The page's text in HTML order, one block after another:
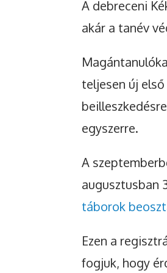
A debreceni
akár a tanév
teljesen új
egyszerre.
A
augusztusban
táborok
Ezen a
fogjuk, hogy